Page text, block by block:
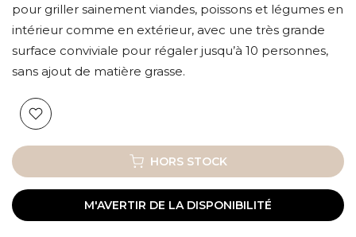
pour griller sainement viandes, poissons et légumes en
intérieur comme en extérieur, avec une très grande
surface conviviale pour régaler jusqu’à 10 personnes,
sans ajout de matière grasse.
HORS STOCK
M'AVERTIR DE LA DISPONIBILITÉ